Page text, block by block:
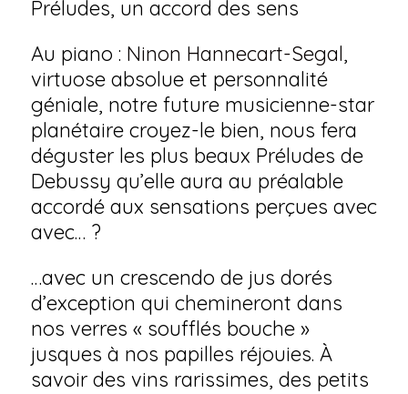
Préludes, un accord des sens
Au piano : Ninon Hannecart-Segal,
virtuose absolue et personnalité
géniale, notre future musicienne-star
planétaire croyez-le bien, nous fera
déguster les plus beaux Préludes de
Debussy qu’elle aura au préalable
accordé aux sensations perçues avec
avec… ?
…avec un crescendo de jus dorés
d’exception qui chemineront dans
nos verres « soufflés bouche »
jusques à nos papilles réjouies. À
savoir des vins rarissimes, des petits